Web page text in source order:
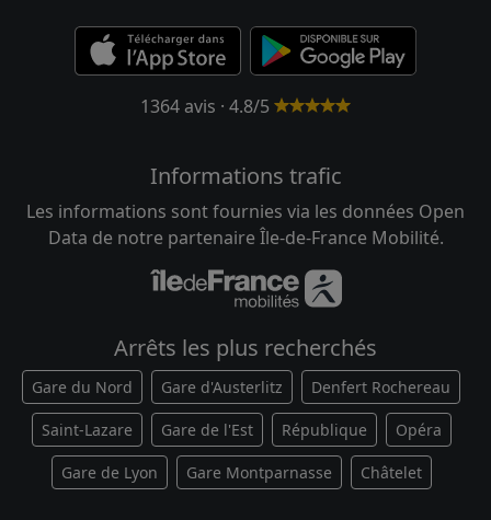
1364 avis · 4.8/5
Informations trafic
Les informations sont fournies via les données Open
Data de notre partenaire Île-de-France Mobilité.
Arrêts les plus recherchés
Gare du Nord Gare d'Austerlitz Denfert Rochereau
Saint-Lazare Gare de l'Est République Opéra
Gare de Lyon Gare Montparnasse Châtelet